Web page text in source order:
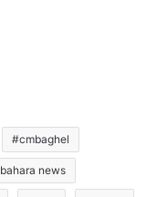
#cmbaghel
news